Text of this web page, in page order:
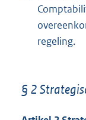
regeling.
§ 2